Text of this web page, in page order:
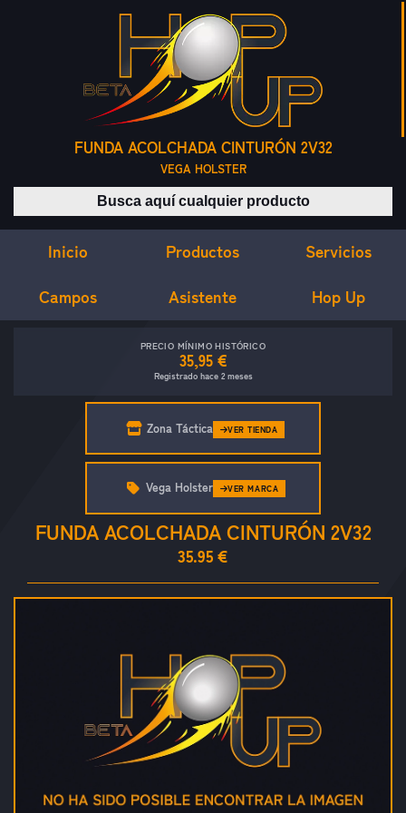
FUNDA ACOLCHADA CINTURÓN 2V32
VEGA HOLSTER
Buscar productos
Inicio Productos Servicios
Campos Asistente Hop Up
PRECIO MÍNIMO HISTÓRICO
35,95 €
Registrado hace 2 meses
Zona Táctica VER TIENDA
FUNDA ACOLCHADA CINTURÓN 2V32
35.95 €
Vega Holster VER MARCA